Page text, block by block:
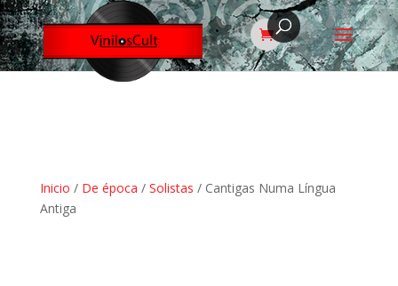
Inicio / De época / Solistas / Cantigas Numa Língua
Antiga